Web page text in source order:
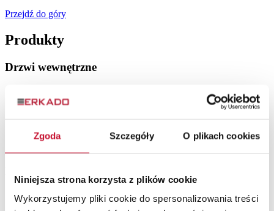
Zgoda Szczegóły O plikach cookies
Niniejsza strona korzysta z plików cookie
Wykorzystujemy pliki cookie do spersonalizowania treści
Przejdź do góry
Produkty
Drzwi wewnętrzne
Drzwi szklane
Drzwi loftowe
Drzwi stalowe
Drzwi zewnętrzne drewniane